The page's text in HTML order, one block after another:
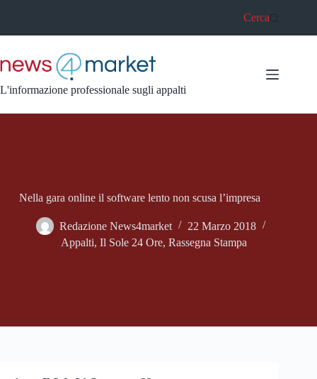
Cerca
L'informazione professionale sugli appalti
Nella gara online il software lento non scusa l’impresa
Redazione News4market
22 Marzo 2018
Appalti, Il Sole 24 Ore, Rassegna Stampa